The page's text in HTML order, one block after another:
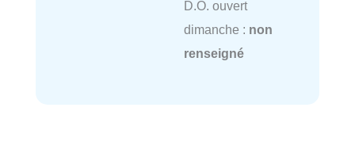
D.O. ouvert
dimanche : non
renseigné